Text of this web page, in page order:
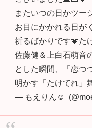
またいつの日かツー
お目にかかれる日が
祈るばかりです💗た
佐藤健＆上白石萌音
とした瞬間、「恋つ
明かす「たけてれ」
— もえりん☺︎